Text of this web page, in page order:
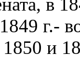
г.-
и